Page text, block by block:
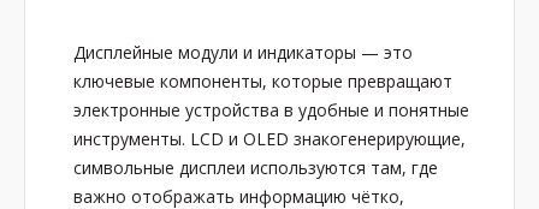
Дисплейные модули и индикаторы — это
ключевые компоненты, которые превращают
электронные устройства в удобные и понятные
инструменты. LCD и OLED знакогенерирующие,
символьные дисплеи используются там, где
важно отображать информацию чётко,